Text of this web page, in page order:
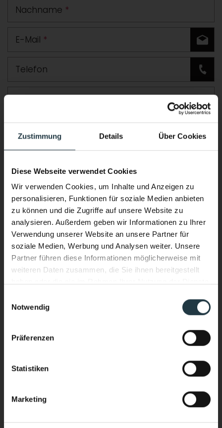
Zustimmung Details Über Cookies
Diese Webseite verwendet Cookies
Wir verwenden Cookies, um Inhalte und Anzeigen zu
personalisieren, Funktionen für soziale Medien anbieten
zu können und die Zugriffe auf unsere Website zu
analysieren. Außerdem geben wir Informationen zu Ihrer
Verwendung unserer Website an unsere Partner für
soziale Medien, Werbung und Analysen weiter. Unsere
Partner führen diese Informationen möglicherweise mit
weiteren Daten zusammen, die Sie ihnen bereitgestellt
Notwendig
Präferenzen
Statistiken
Marketing
Nachname *
E-Mail *
Telefon
Straße
Zusätzliche Angaben oder Fragen
Ich interessiere mich für:
Bergsport/Alpinismus (Klettern, Skitouring,
Sport & Aktivurlaub (Wandern, Skifahren, geführte
Yoga & Meditationkarp
Performance & Soul – jetzt auch
Ganzjährig beheizt. Mit Blick auf die
Stärker heimkommen als ankommen.